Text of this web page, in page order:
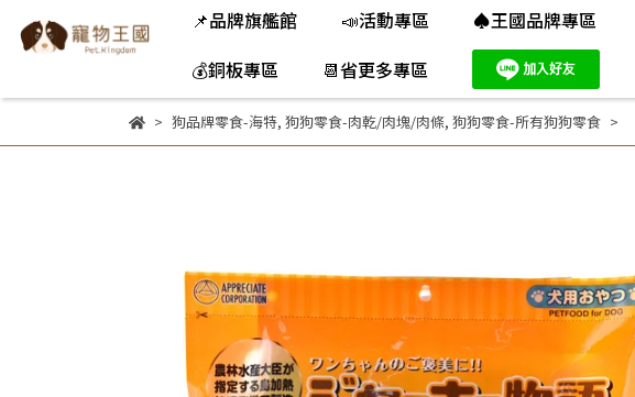
📌品牌旗艦館 📣活動專區 ♠王國品牌專區
💰銅板專區
📆省更多專區
狗品牌零食-海特, 狗狗零食-肉乾/肉塊/肉條, 狗狗零食-所有狗狗零食